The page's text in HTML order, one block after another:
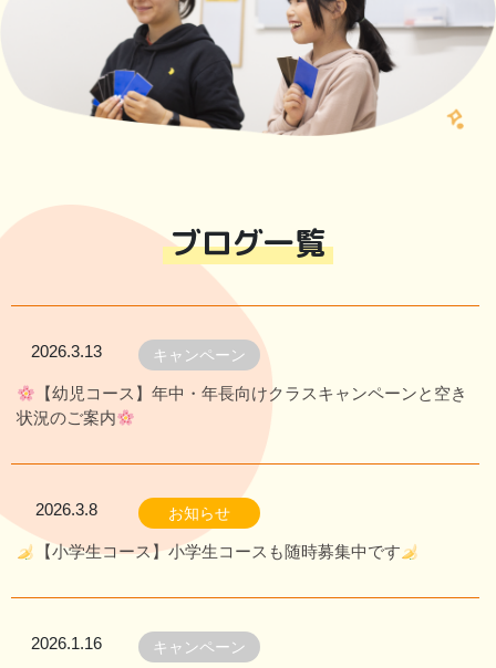
ブログ一覧
2026.3.13 キャンペーン
【幼児コース】年中・年長向けクラスキャンペーンと空き
状況のご案内
2026.3.8 お知らせ
【小学生コース】小学生コースも随時募集中です
2026.1.16 キャンペーン